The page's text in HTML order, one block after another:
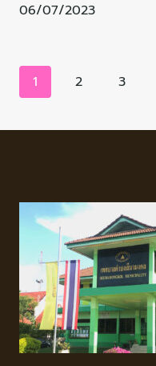
06/07/2023
1 2 3